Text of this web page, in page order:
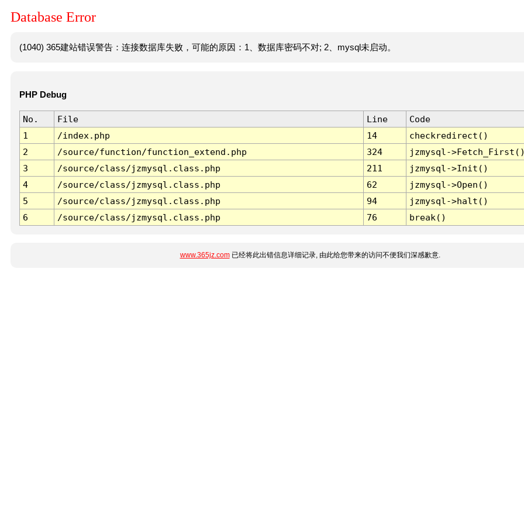
Database Error
(1040) 365建站错误警告：连接数据库失败，可能的原因：1、数据库密码不对; 2、mysql未启动。
PHP Debug
No. File Line
Code
1
/index.php 14
checkredirect()
2
/source/function/function_extend.php 324
jzmysql-
3
/source/class/jzmysql.class.php 211
jzmysql->Init()
4
/source/class/jzmysql.class.php 62
jzmysql->Open()
5
/source/class/jzmysql.class.php 94
jzmysql->halt()
6
/source/class/jzmysql.class.php 76 break()
www.365jz.com已经将此出错信息详细记录, 由此给您带来的访问不便我们深感歉意.